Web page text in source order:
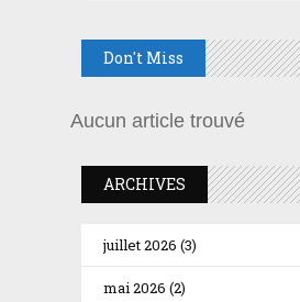
Don't Miss
Aucun article trouvé
ARCHIVES
juillet 2026 (3)
mai 2026 (2)